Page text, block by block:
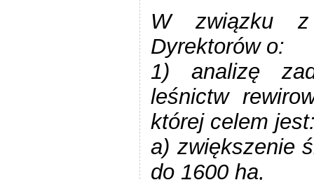
W związku z
Dyrektorów o:
1) analizę
leśnictw
której celem
a) zwiększenie
do 1600 ha,